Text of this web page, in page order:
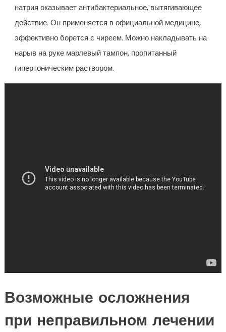
натрия оказывает антибактериальное, вытягивающее
действие. Он применяется в официальной медицине,
эффективно борется с чиреем. Можно накладывать на
нарыв на руке марлевый тампон, пропитанный
гипертоническим раствором.
Возможные осложнения
при неправильном лечении